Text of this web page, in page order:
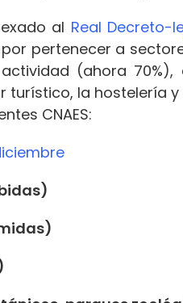
al Real Decreto-
pertenecer a
(ahora
la hostelería
CNAES: